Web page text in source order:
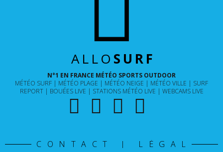
ALLO SURF
N°1 EN FRANCE MÉTÉO SPORTS OUTDOOR
MÉTÉO SURF
MÉTÉO PLAGE MÉTÉO NEIGE MÉTÉO VILLE
SURF
REPORT
BOUÉES LIVE STATIONS MÉTÉO LIVE WEBCAMS LIVE
CONTACT | LÉGAL